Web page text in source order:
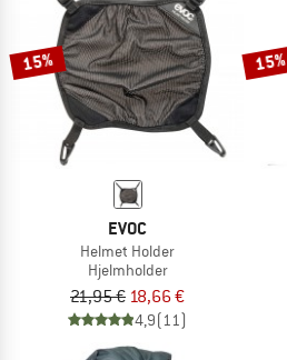
15%
EVOC
Helmet Holder
Hjelmholder
21,95 € 18,66 €
4,9(11)
15%